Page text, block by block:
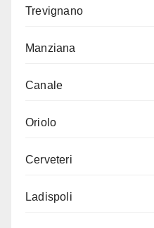
Trevignano
Manziana
Canale
Oriolo
Cerveteri
Ladispoli